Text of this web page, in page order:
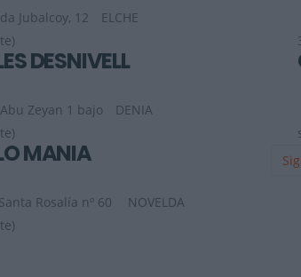
Jubalcoy, 12
ELCHE
DESNIVELL
Zeyan 1 bajo
DENIA
MANIA
Rosalía nº 60
NOVELDA